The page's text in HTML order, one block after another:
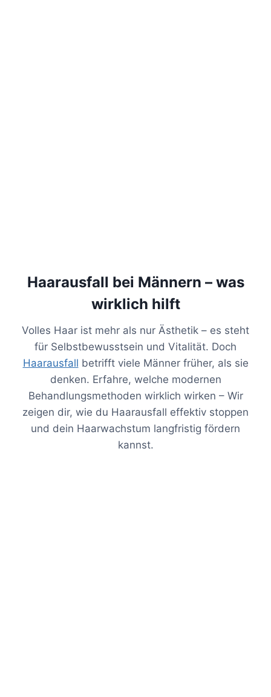
Haarausfall bei Männern – was
wirklich hilft
Volles Haar ist mehr als nur Ästhetik – es steht
für Selbstbewusstsein und Vitalität. Doch
Haarausfall betrifft viele Männer früher, als sie
denken. Erfahre, welche modernen
Behandlungsmethoden wirklich wirken – Wir
zeigen dir, wie du Haarausfall effektiv stoppen
und dein Haarwachstum langfristig fördern
kannst.